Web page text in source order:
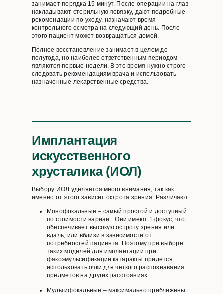
занимает порядка 15 минут. После операции на глаз
накладывают стерильную повязку, дают подробные
рекомендации по уходу, назначают время
контрольного осмотра на следующий день. После
этого пациент может возвращаться домой.
Полное восстановление занимает в целом до
полугода, но наиболее ответственным периодом
являются первые недели. В это время нужно строго
следовать рекомендациям врача и использовать
назначенные лекарственные средства.
Имплантация
искусственного
хрусталика (ИОЛ)
Выбору ИОЛ уделяется много внимания, так как
именно от этого зависит острота зрения. Различают:
Монофокальные – самый простой и доступный
по стоимости вариант. Они имеют 1 фокус, что
обеспечивает высокую остроту зрения или
вдаль, или вблизи в зависимости от
потребностей пациента. Поэтому при выборе
таких моделей для имплантации при
факоэмульсификации катаракты придется
использовать очки для четкого распознавания
предметов на других расстояниях.
Мультифокальные – максимально приближены